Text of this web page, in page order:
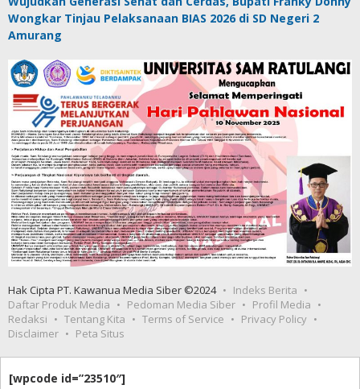
Wongkar Tinjau Pelaksanaan BIAS 2026 di SD Negeri 2
Amurang
Hak Cipta PT. Kawanua Media Siber ©2024
Indeks Berita
Daftar Produk Media
Pedoman Media Siber
Profil Media
Redaksi
Tentang Kita Terms of Service
Privacy Policy
Disclaimer
Peta Situs
[wpcode id=”23510″]